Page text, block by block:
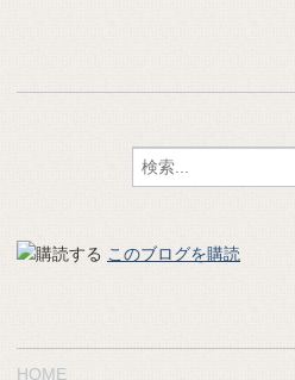
このブログを購読
HOME